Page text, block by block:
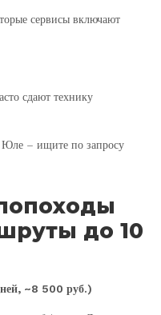
сервисы включают
сдают технику
– ищите по запросу
до 10
~8 500 руб.)